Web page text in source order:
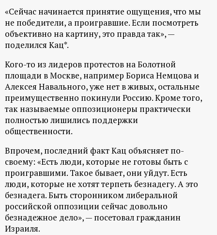
и
о
н
н
ы
й
п
о
р
т
«Сейчас начинается принятие ощущения, что мы
не победители, а проигравшие. Если посмотреть
объективно на картину, это правда так», —
поделился Кац*.
Кого-то из лидеров протестов на Болотной
площади в Москве, например Бориса Немцова и
Алексея Навального, уже нет в живых, остальные
преимущественно покинули Россию. Кроме того,
так называемые оппозиционеры практически
полностью лишились поддержки
общественности.
Впрочем, последний факт Кац объясняет по-
своему: «Есть люди, которые не готовы быть с
проигравшими. Такое бывает, они уйдут. Есть
люди, которые не хотят терпеть безнадегу. А это
безнадега. Быть сторонником либеральной
российской оппозиции сейчас довольно
безнадежное дело», — посетовал гражданин
Израиля.